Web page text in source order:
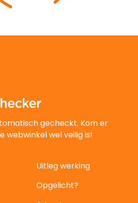
gecheckt. Kom er
webwinkel wel veilig is!
Uitleg werking
Opgelicht?